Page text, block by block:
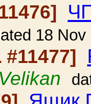
18 Nov
#11477]
Velikan